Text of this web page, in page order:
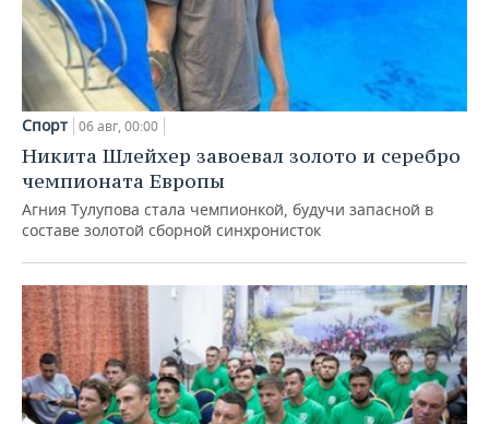
Спорт 06 авг, 00:00
Никита Шлейхер завоевал золото и серебро
чемпионата Европы
Агния Тулупова стала чемпионкой, будучи запасной в
составе золотой сборной синхронисток